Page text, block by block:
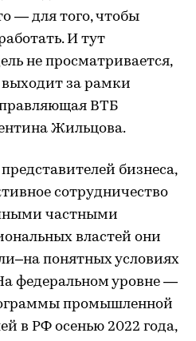
— для того, чтобы
И тут
не просматривается,
выходит за рамки
ВТБ
Жильцова.
бизнеса,
сотрудничество
частными
властей они
понятных условиях
федеральном уровне —
промышленной
в РФ осенью 2022 года,